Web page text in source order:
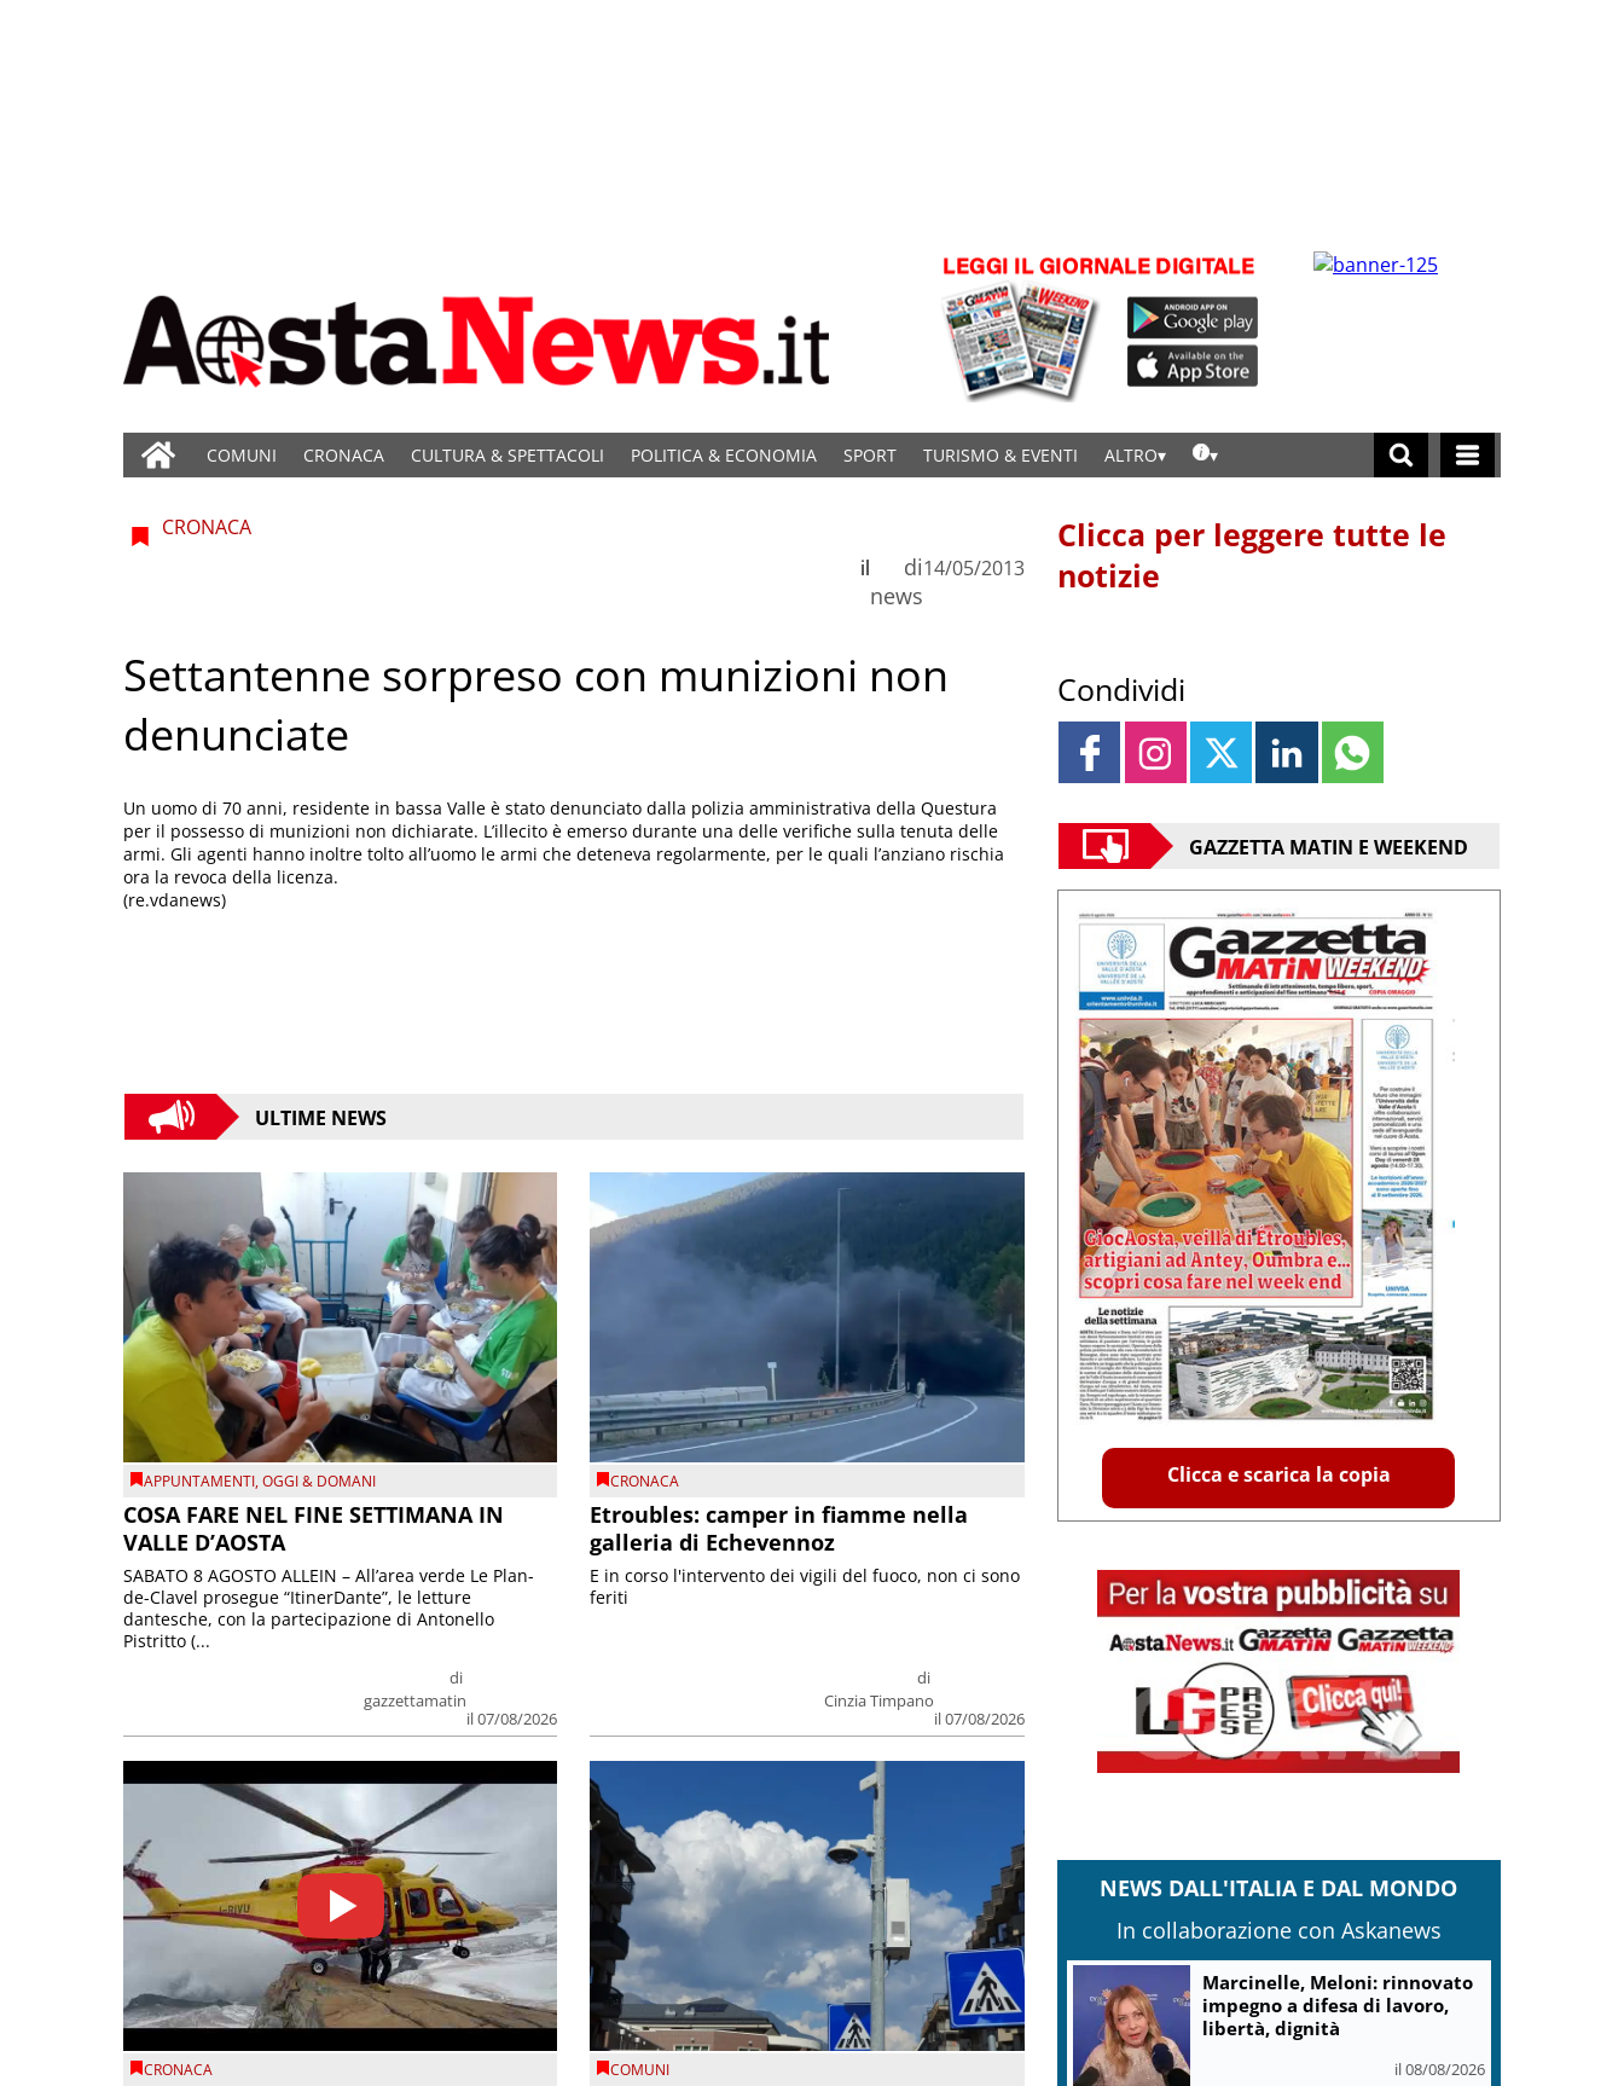
COMUNI CRONACA CULTURA & SPETTACOLI POLITICA & ECONOMIA SPORT TURISMO & EVENTI ALTRO
CRONACA
di
news
il 14/05/2013
Settantenne sorpreso con munizioni non
denunciate
Un uomo di 70 anni, residente in bassa Valle è stato denunciato dalla polizia amministrativa della Questura
per il possesso di munizioni non dichiarate. L’illecito è emerso durante una delle verifiche sulla tenuta delle
armi. Gli agenti hanno inoltre tolto all’uomo le armi che deteneva regolarmente, per le quali l’anziano rischia
ora la revoca della licenza.
(re.vdanews)
ULTIME NEWS
APPUNTAMENTI,OGGI & DOMANI
COSA FARE NEL FINE SETTIMANA IN
VALLE D’AOSTA
di
gazzettamatin
il 07/08/2026
SABATO 8 AGOSTO ALLEIN – All’area verde Le Plan-
de-Clavel prosegue “ItinerDante”, le letture
dantesche, con la partecipazione di Antonello
Pistritto (...
CRONACA
Etroubles: camper in fiamme nella
galleria di Echevennoz
di
Cinzia Timpano
il 07/08/2026
E in corso l'intervento dei vigili del fuoco, non ci sono
feriti
CRONACA COMUNI
Clicca per leggere tutte le
notizie
Condividi
GAZZETTA MATIN E WEEKEND
Clicca e scarica la copia
NEWS DALL'ITALIA E DAL MONDO
In collaborazione con Askanews
Marcinelle, Meloni: rinnovato
impegno a difesa di lavoro,
libertà, dignità
il 08/08/2026